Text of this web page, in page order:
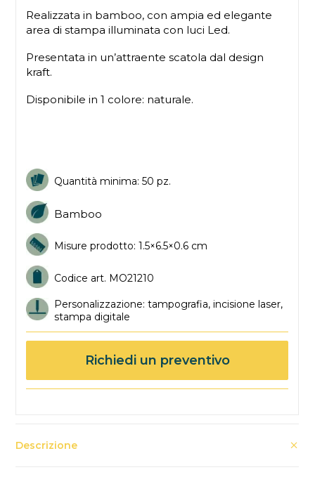
Realizzata in bamboo, con ampia ed elegante
area di stampa illuminata con luci Led.
Presentata in un’attraente scatola dal design
kraft.
Disponibile in 1 colore: naturale.
Quantità minima: 50 pz.
Bamboo
Misure prodotto: 1.5×6.5×0.6 cm
Codice art. MO21210
Personalizzazione: tampografia, incisione laser,
stampa digitale
Richiedi un preventivo
Descrizione